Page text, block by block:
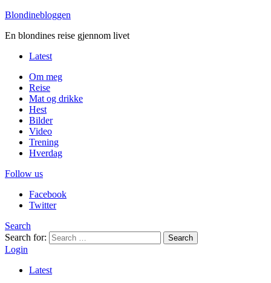
Blondinebloggen
En blondines reise gjennom livet
Latest
Om meg
Reise
Mat og drikke
Hest
Bilder
Video
Trening
Hverdag
Follow us
Facebook
Twitter
Search
Search for:
Search
Login
Latest